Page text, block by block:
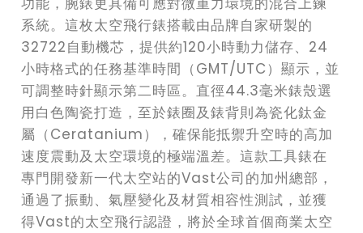
系統。這枚太空飛行錶搭載由品牌自家研製的
32722自動機芯，提供約120小時動力儲存、24
小時格式的任務基準時間（GMT/UTC）顯示，並
可調整時針顯示第二時區。直徑44.3毫米錶殼選
用白色陶瓷打造，至於錶圈及錶背則為瓷化鈦金
屬（Ceratanium），確保能抵禦升空時的高加
速度震動及太空環境的極端溫差。這款工具錶在
專門開發新一代太空站的Vast公司的加州總部，
通過了振動、氣壓變化及材質相容性測試，並獲
得Vast的太空飛行認證，將於全球首個商業太空